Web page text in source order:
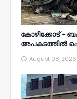
കോഴിക്കോട് -
അപകടത്തിൽ
August 08, 2026